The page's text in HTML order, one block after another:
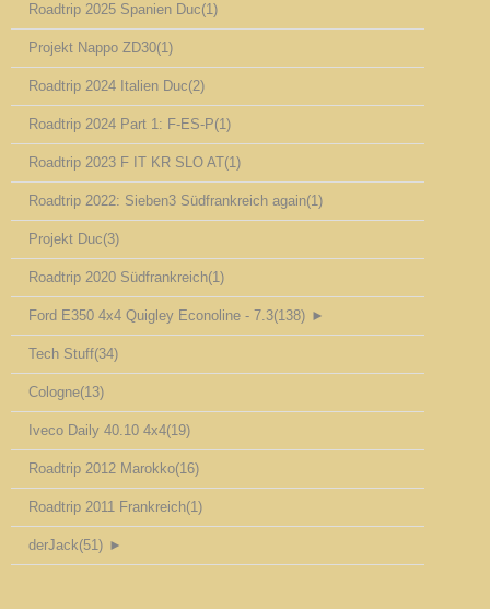
Roadtrip 2025 Spanien Duc(1)
Projekt Nappo ZD30(1)
Roadtrip 2024 Italien Duc(2)
Roadtrip 2024 Part 1: F-ES-P(1)
Roadtrip 2023 F IT KR SLO AT(1)
Roadtrip 2022: Sieben3 Südfrankreich again(1)
Projekt Duc(3)
Roadtrip 2020 Südfrankreich(1)
Ford E350 4x4 Quigley Econoline - 7.3(138) ►
Tech Stuff(34)
Cologne(13)
Iveco Daily 40.10 4x4(19)
Roadtrip 2012 Marokko(16)
Roadtrip 2011 Frankreich(1)
derJack(51) ►